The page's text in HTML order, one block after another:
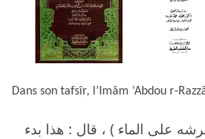
Dans son tafsîr, l’Imâm ‘Abdou r-
على الماء ) ، قال : هذا بدء